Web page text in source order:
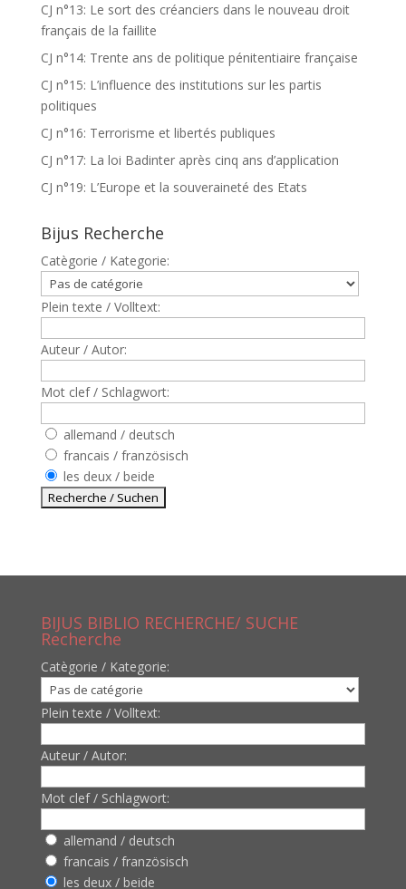
CJ n°13: Le sort des créanciers dans le nouveau droit
français de la faillite
CJ n°14: Trente ans de politique pénitentiaire française
CJ n°15: L’influence des institutions sur les partis
politiques
CJ n°16: Terrorisme et libertés publiques
CJ n°17: La loi Badinter après cinq ans d’application
CJ n°19: L’Europe et la souveraineté des Etats
Bijus Recherche
Catègorie / Kategorie:
Plein texte / Volltext:
Auteur / Autor:
Mot clef / Schlagwort:
allemand / deutsch
francais / französisch
les deux / beide
BIJUS BIBLIO RECHERCHE/ SUCHE
Recherche
Catègorie / Kategorie:
Plein texte / Volltext:
Auteur / Autor:
Mot clef / Schlagwort:
allemand / deutsch
francais / französisch
les deux / beide